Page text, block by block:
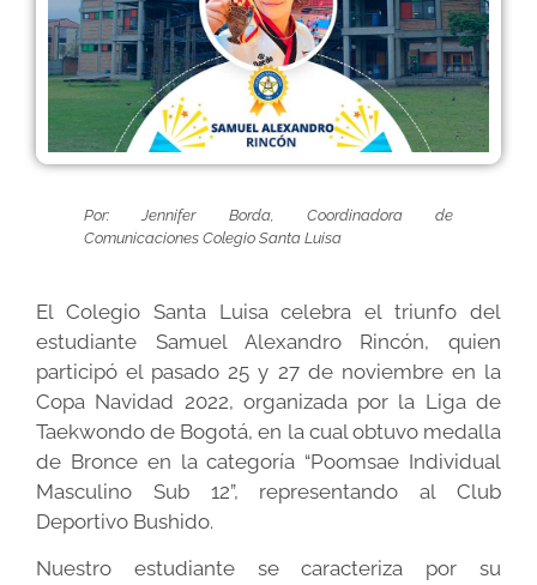
Por: Jennifer Borda, Coordinadora de
Comunicaciones Colegio Santa Luisa
El Colegio Santa Luisa celebra el triunfo del
estudiante Samuel Alexandro Rincón, quien
participó el pasado 25 y 27 de noviembre en la
Copa Navidad 2022, organizada por la Liga de
Taekwondo de Bogotá, en la cual obtuvo medalla
de Bronce en la categoría “Poomsae Individual
Masculino Sub 12”, representando al Club
Deportivo Bushido.
Nuestro estudiante se caracteriza por su